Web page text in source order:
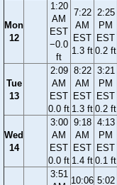
Mon
12
1:20
AM
EST
−0.0
ft
7:22
AM
EST
1.3 ft
2:25
PM
EST
0.2 ft
Tue
13
2:09
AM
EST
0.0 ft
8:22
AM
EST
1.3 ft
3:21
PM
EST
0.2 ft
Wed
14
3:00
AM
EST
0.0 ft
9:18
AM
EST
1.4 ft
4:13
PM
EST
0.1 ft
3:51
10:06 5:02